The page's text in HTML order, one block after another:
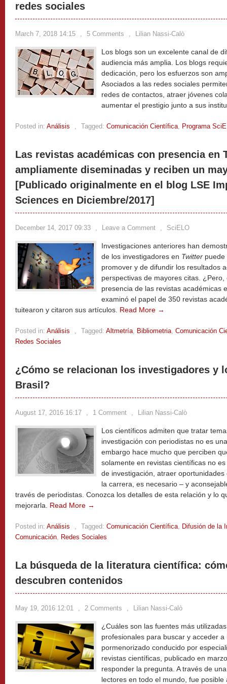
redes sociales
March 7, 2018 14:15 , 5 Comments , Lilian Nassi-Calò
Los blogs son un excelente canal de
audiencia más amplia. Los blogs
dedicación, pero los esfuerzos son
Asociados a las redes sociales
redes de contactos, atraer jóvenes
aumentar el prestigio junto a sus
Posted in: Análisis , Tagged: Comunicación Científica, Programa
Las revistas académicas con presencia en
ampliamente diseminadas y reciben un
[Publicado originalmente en el blog LSE
Sciences en Diciembre/2017]
December 14, 2017 09:33 , Leave a Comment , SciELO
Investigaciones anteriores han
de los investigadores en Twitter
promover y de difundir los resultados
perspectivas de mayores citas.
presencia de las revistas académicas
examinó el papel de 350 revistas
tuitearon y citaron sus artículos. Read More →
Posted in: Análisis , Tagged: Altmetría, Bibliometria, Comunicación
Redes Sociales
¿Cómo se relacionan los investigadores y
Brasil?
August 17, 2016 16:17 , 1 Comment , Lilian Nassi-Calò
Los científicos admiten que tratar
investigación con periodistas no es
embargo hace mucho que perciben
solamente en revistas científicas no
de investigación, atraer
la carrera, es necesario – y
través de periodistas. Conozca los detalles de esta relación y lo
mejorarla. Read More →
Posted in: Análisis , Tagged: Comunicación Científica, Difusión de la
Comunicación, Redes Sociales
La búsqueda de la literatura científica:
descubren contenidos
May 19, 2016 12:01 , 2 Comments , Lilian Nassi-Calò
¿Cuáles son las fuentes más
profesionales para buscar y acceder
pormenorizado conducido por
revistas científicas, publicado en
responder la pregunta. A través de
lectores en todo el mundo, fue